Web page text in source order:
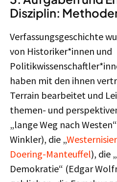
Disziplin:
Verfassungsgeschichte
von Historiker*innen und
haben mit den ihnen
Terrain bearbeitet und
themen- und
„lange Weg nach
Winkler), die „
Doering-Manteuffel), die
Demokratie“ (Edgar